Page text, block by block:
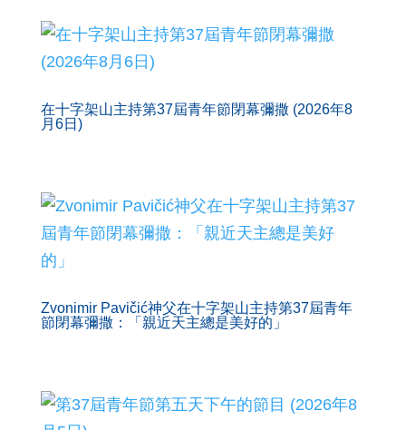
在十字架山主持第37屆青年節閉幕彌撒 (2026年8
月6日)
Zvonimir Pavičić神父在十字架山主持第37屆青年
節閉幕彌撒：「親近天主總是美好的」